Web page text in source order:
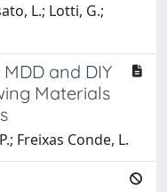
L.; Lotti, G.;
and DIY
Materials
Freixas Conde, L.